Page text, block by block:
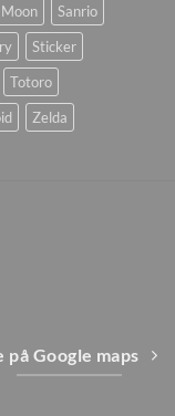
Sanrio
Sticker
Totoro
Zelda
på Google maps